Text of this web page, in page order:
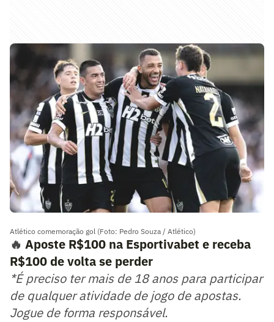
Atlético comemoração gol (Foto: Pedro Souza / Atlético)
🔥 Aposte R$100 na Esportivabet e receba
R$100 de volta se perder
*É preciso ter mais de 18 anos para participar
de qualquer atividade de jogo de apostas.
Jogue de forma responsável.